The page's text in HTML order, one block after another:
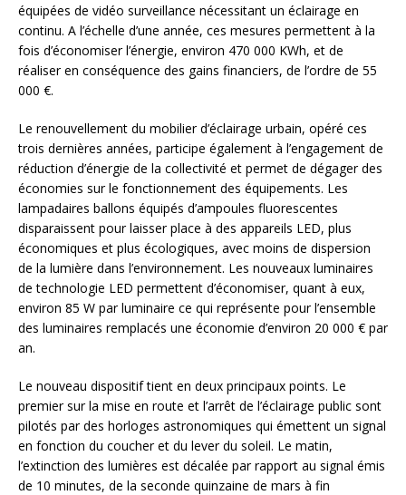
équipées de vidéo surveillance nécessitant un éclairage en
continu. A l’échelle d’une année, ces mesures permettent à la
fois d’économiser l’énergie, environ 470 000 KWh, et de
réaliser en conséquence des gains financiers, de l’ordre de 55
000 €.
Le renouvellement du mobilier d’éclairage urbain, opéré ces
trois dernières années, participe également à l’engagement de
réduction d’énergie de la collectivité et permet de dégager des
économies sur le fonctionnement des équipements. Les
lampadaires ballons équipés d’ampoules fluorescentes
disparaissent pour laisser place à des appareils LED, plus
économiques et plus écologiques, avec moins de dispersion
de la lumière dans l’environnement. Les nouveaux luminaires
de technologie LED permettent d’économiser, quant à eux,
environ 85 W par luminaire ce qui représente pour l’ensemble
des luminaires remplacés une économie d’environ 20 000 € par
an.
Le nouveau dispositif tient en deux principaux points. Le
premier sur la mise en route et l’arrêt de l’éclairage public sont
pilotés par des horloges astronomiques qui émettent un signal
en fonction du coucher et du lever du soleil. Le matin,
l’extinction des lumières est décalée par rapport au signal émis
de 10 minutes, de la seconde quinzaine de mars à fin